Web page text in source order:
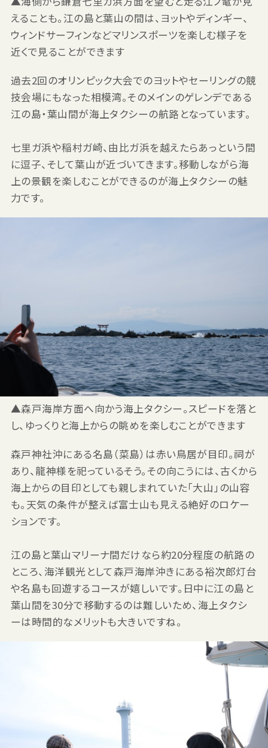
えることも。江の島と葉山の間は、ヨットやディンギー、
ウィンドサーフィンなどマリンスポーツを楽しむ様子を
近くで見ることができます
過去2回のオリンピック大会でのヨットやセーリングの競
技会場にもなった相模湾。そのメインのゲレンデである
江の島・葉山間が海上タクシーの航路となっています。
七里ガ浜や稲村ガ崎、由比ガ浜を越えたらあっという間
に逗子、そして葉山が近づいてきます。移動しながら海
上の景観を楽しむことができるのが海上タクシーの魅
力です。
▲森戸海岸方面へ向かう海上タクシー。スピードを落と
し、ゆっくりと海上からの眺めを楽しむことができます
森戸神社沖にある名島（菜島）は赤い鳥居が目印。祠が
あり、龍神様を祀っているそう。その向こうには、古くから
海上からの目印としても親しまれていた「大山」の山容
も。天気の条件が整えば富士山も見える絶好のロケー
ションです。
江の島と葉山マリーナ間だけなら約20分程度の航路の
ところ、海洋観光として森戸海岸沖きにある裕次郎灯台
や名島も回遊するコースが嬉しいです。日中に江の島と
葉山間を30分で移動するのは難しいため、海上タクシ
ーは時間的なメリットも大きいですね。